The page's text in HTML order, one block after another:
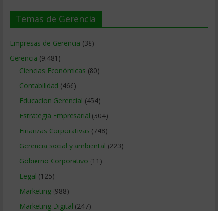
Temas de Gerencia
Empresas de Gerencia (38)
Gerencia (9.481)
Ciencias Económicas (80)
Contabilidad (466)
Educacion Gerencial (454)
Estrategia Empresarial (304)
Finanzas Corporativas (748)
Gerencia social y ambiental (223)
Gobierno Corporativo (11)
Legal (125)
Marketing(988)
Marketing Digital (247)